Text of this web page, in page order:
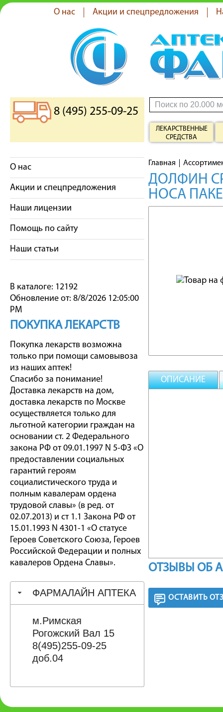
О нас Акции и спецпредложения
8 (495) 255-09-25
ЛЕКАРСТВЕННЫЕ
СРЕДСТВА
О нас
Акции и спецпредложения
Наши лицензии
Помощь по сайту
Наши статьи
В каталоге: 12192
Обновление от: 8/8/2026 12:05:00
PM
ПОКУПКА ЛЕКАРСТВ
Покупка лекарств возможна
только при помощи самовывоза
из наших аптек!
Спасибо за понимание!
Доставка лекарств на дом,
доставка лекарств по Москве
осуществляется только для
льготной категории граждан на
основании ст. 2 Федерального
закона РФ от 09.01.1997 N 5-ФЗ «О
предоставлении социальных
гарантий героям
социалистического труда и
полным кавалерам ордена
трудовой славы» (в ред. от
02.07.2013) и ст 1.1 Закона РФ от
15.01.1993 N 4301-1 «О статусе
Героев Советского Союза, Героев
Российской Федерации и полных
кавалеров Ордена Славы».
ФАРМАЛАЙН АПТЕКА
м.Римская
Рогожский Вал 15
8(495)255-09-25
доб.04
Главная
ДОЛФИН
НОСА
ОПИСАНИЕ
ОТЗЫВЫ ОБ
ОСТАВИТЬ